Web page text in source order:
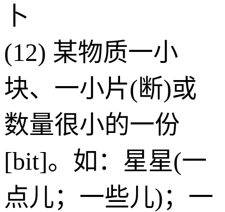
卜
(12) 某物质一小
块、一小片(断)或
数量很小的一份
[bit]。如：星星(一
点儿；一些儿)；一